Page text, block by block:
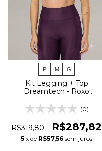
P M G
Kit Legging + Top
Dreamtech - Roxo
(0)
R$319,80 R$287,82
5 x de R$57,56 sem juros